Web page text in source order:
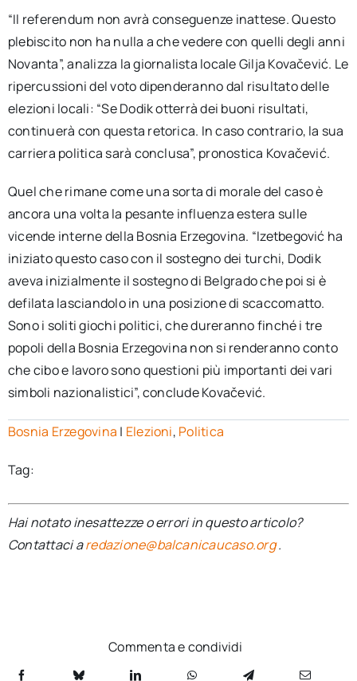
“Il referendum non avrà conseguenze inattese. Questo
plebiscito non ha nulla a che vedere con quelli degli anni
Novanta”, analizza la giornalista locale Gilja Kovačević. Le
ripercussioni del voto dipenderanno dal risultato delle
elezioni locali: “Se Dodik otterrà dei buoni risultati,
continuerà con questa retorica. In caso contrario, la sua
carriera politica sarà conclusa”, pronostica Kovačević.
Quel che rimane come una sorta di morale del caso è
ancora una volta la pesante influenza estera sulle
vicende interne della Bosnia Erzegovina. “Izetbegović ha
iniziato questo caso con il sostegno dei turchi, Dodik
aveva inizialmente il sostegno di Belgrado che poi si è
defilata lasciandolo in una posizione di scaccomatto.
Sono i soliti giochi politici, che dureranno finché i tre
popoli della Bosnia Erzegovina non si renderanno conto
che cibo e lavoro sono questioni più importanti dei vari
simboli nazionalistici”, conclude Kovačević.
Bosnia Erzegovina | Elezioni, Politica
Tag:
Hai notato inesattezze o errori in questo articolo?
Contattaci aredazione@balcanicaucaso.org.
Commenta e condividi